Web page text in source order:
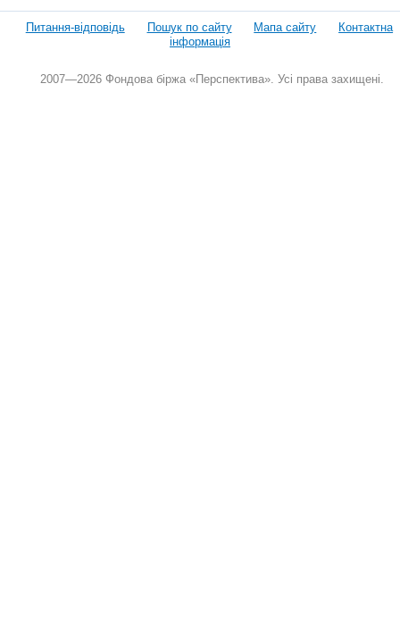
Питання-відповідь Пошук по сайту Мапа сайту
Контактна
інформація
2007—2026 Фондова біржа «Перспектива». Усі права захищені.